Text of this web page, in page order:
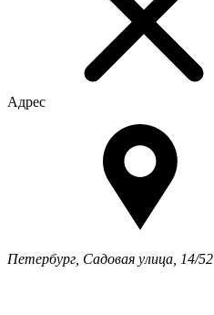
Адрес
Петербург, Садовая улица, 14/52